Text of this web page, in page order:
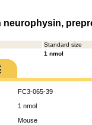
Standard size
1 nmol
FC3-065-39
1 nmol
Mouse